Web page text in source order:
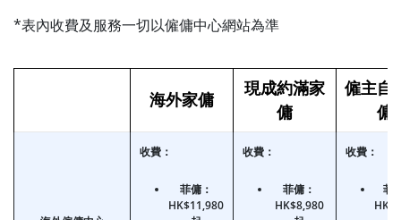
*表內收費及服務一切以僱傭中心網站為準
海外家傭
現成約滿家
傭
僱主自
傭
收費：
菲傭：
HK$11,980
收費：
菲傭：
HK$8,980
收費：
菲